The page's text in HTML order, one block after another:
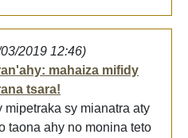
2019 12:46)
mahaiza mifidy
tsara!
mipetraka sy mianatra aty
taona ahy no monina teto